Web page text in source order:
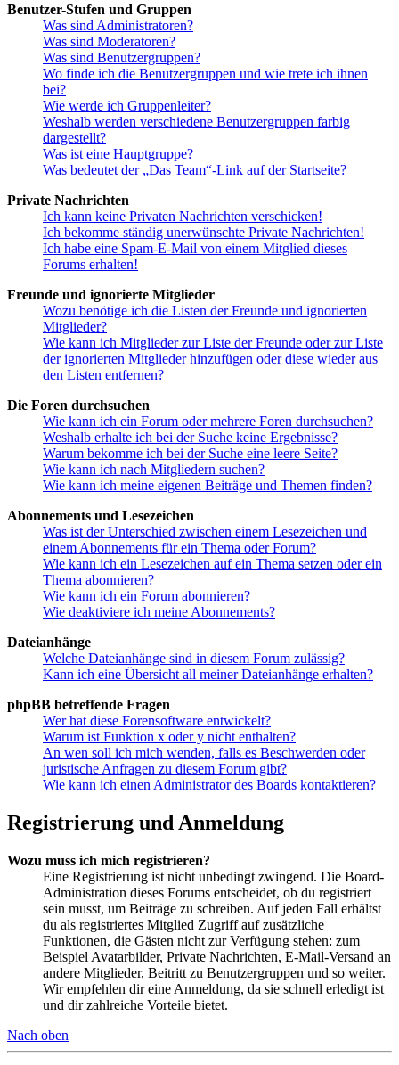
Benutzer-Stufen und Gruppen
Was sind Administratoren?
Was sind Moderatoren?
Was sind Benutzergruppen?
Wo finde ich die Benutzergruppen und wie trete ich ihnen
bei?
Wie werde ich Gruppenleiter?
Weshalb werden verschiedene Benutzergruppen farbig
dargestellt?
Was ist eine Hauptgruppe?
Was bedeutet der „Das Team“-Link auf der Startseite?
Private Nachrichten
Ich kann keine Privaten Nachrichten verschicken!
Ich bekomme ständig unerwünschte Private Nachrichten!
Ich habe eine Spam-E-Mail von einem Mitglied dieses
Forums erhalten!
Freunde und ignorierte Mitglieder
Wozu benötige ich die Listen der Freunde und ignorierten
Mitglieder?
Wie kann ich Mitglieder zur Liste der Freunde oder zur Liste
der ignorierten Mitglieder hinzufügen oder diese wieder aus
den Listen entfernen?
Die Foren durchsuchen
Wie kann ich ein Forum oder mehrere Foren durchsuchen?
Weshalb erhalte ich bei der Suche keine Ergebnisse?
Warum bekomme ich bei der Suche eine leere Seite?
Wie kann ich nach Mitgliedern suchen?
Wie kann ich meine eigenen Beiträge und Themen finden?
Abonnements und Lesezeichen
Was ist der Unterschied zwischen einem Lesezeichen und
einem Abonnements für ein Thema oder Forum?
Wie kann ich ein Lesezeichen auf ein Thema setzen oder ein
Thema abonnieren?
Wie kann ich ein Forum abonnieren?
Wie deaktiviere ich meine Abonnements?
Dateianhänge
Welche Dateianhänge sind in diesem Forum zulässig?
Kann ich eine Übersicht all meiner Dateianhänge erhalten?
phpBB betreffende Fragen
Wer hat diese Forensoftware entwickelt?
Warum ist Funktion x oder y nicht enthalten?
An wen soll ich mich wenden, falls es Beschwerden oder
juristische Anfragen zu diesem Forum gibt?
Wie kann ich einen Administrator des Boards kontaktieren?
Registrierung und Anmeldung
Wozu muss ich mich registrieren?
Eine Registrierung ist nicht unbedingt zwingend. Die Board-
Administration dieses Forums entscheidet, ob du registriert
sein musst, um Beiträge zu schreiben. Auf jeden Fall erhältst
du als registriertes Mitglied Zugriff auf zusätzliche
Funktionen, die Gästen nicht zur Verfügung stehen: zum
Beispiel Avatarbilder, Private Nachrichten, E-Mail-Versand an
andere Mitglieder, Beitritt zu Benutzergruppen und so weiter.
Wir empfehlen dir eine Anmeldung, da sie schnell erledigt ist
und dir zahlreiche Vorteile bietet.
Nach oben